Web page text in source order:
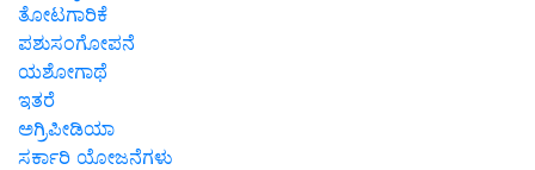
ತೋಟಗಾರಿಕೆ
ಪಶುಸಂಗೋಪನೆ
ಯಶೋಗಾಥೆ
ಇತರೆ
ಅಗ್ರಿಪೀಡಿಯಾ
ಸರ್ಕಾರಿ ಯೋಜನೆಗಳು